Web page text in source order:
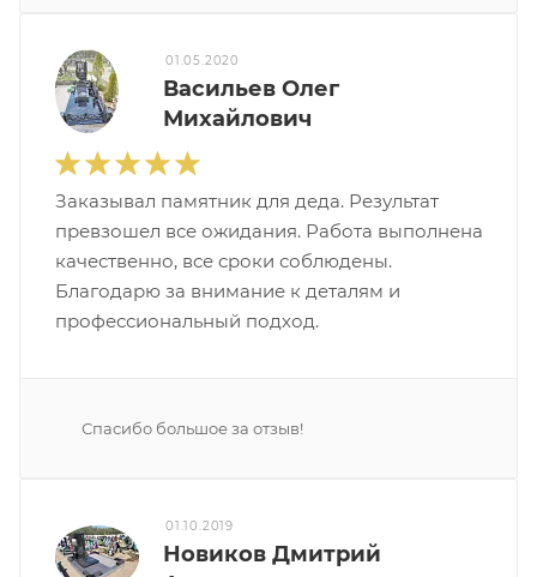
01.05.2020
Васильев Олег
Михайлович
Заказывал памятник для деда. Результат
превзошел все ожидания. Работа выполнена
качественно, все сроки соблюдены.
Благодарю за внимание к деталям и
профессиональный подход.
Спасибо большое за отзыв!
01.10.2019
Новиков Дмитрий